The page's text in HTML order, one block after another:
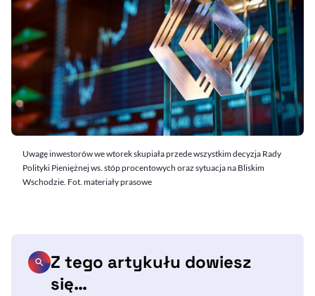
Uwagę inwestorów we wtorek skupiała przede wszystkim decyzja Rady
Polityki Pieniężnej ws. stóp procentowych oraz sytuacja na Bliskim
Wschodzie. Fot. materiały prasowe
Z tego artykułu dowiesz
się…